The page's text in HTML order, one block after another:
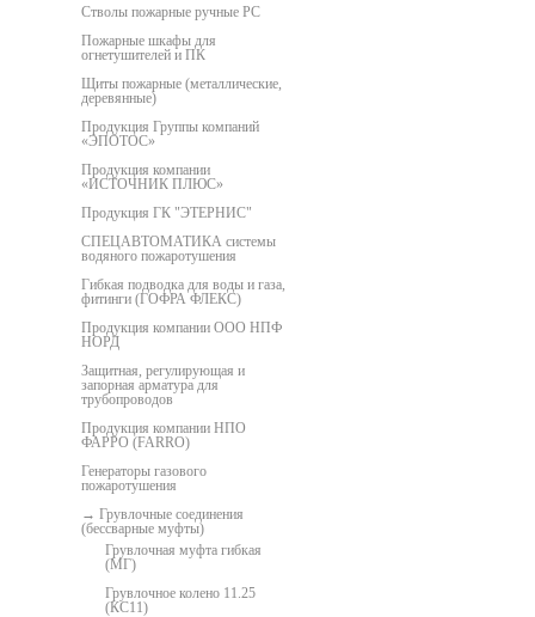
Стволы пожарные ручные РС
Пожарные шкафы для
огнетушителей и ПК
Щиты пожарные (металлические,
деревянные)
Продукция Группы компаний
«ЭПОТОС»
Продукция компании
«ИСТОЧНИК ПЛЮС»
Продукция ГК "ЭТЕРНИС"
СПЕЦАВТОМАТИКА системы
водяного пожаротушения
Гибкая подводка для воды и газа,
фитинги (ГОФРА ФЛЕКС)
Продукция компании ООО НПФ
НОРД
Защитная, регулирующая и
запорная арматура для
трубопроводов
Продукция компании НПО
ФАРРО (FARRO)
Генераторы газового
пожаротушения
Грувлочные соединения
(бессварные муфты)
Грувлочная муфта гибкая
(МГ)
Грувлочное колено 11.25
(КС11)